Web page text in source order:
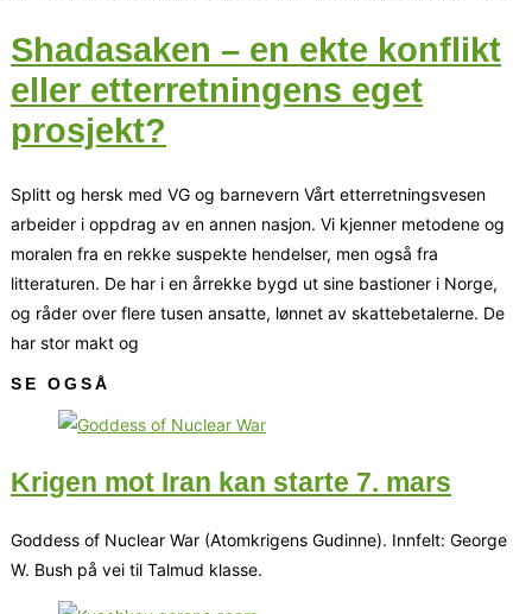
Shadasaken – en ekte konflikt
eller etterretningens eget
prosjekt?
Splitt og hersk med VG og barnevern Vårt etterretningsvesen
arbeider i oppdrag av en annen nasjon. Vi kjenner metodene og
moralen fra en rekke suspekte hendelser, men også fra
litteraturen. De har i en årrekke bygd ut sine bastioner i Norge,
og råder over flere tusen ansatte, lønnet av skattebetalerne. De
har stor makt og
SE OGSÅ
Krigen mot Iran kan starte 7. mars
Goddess of Nuclear War (Atomkrigens Gudinne). Innfelt: George
W. Bush på vei til Talmud klasse.